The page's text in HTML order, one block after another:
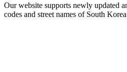
Our website supports newly updated
codes and street names of South Korea